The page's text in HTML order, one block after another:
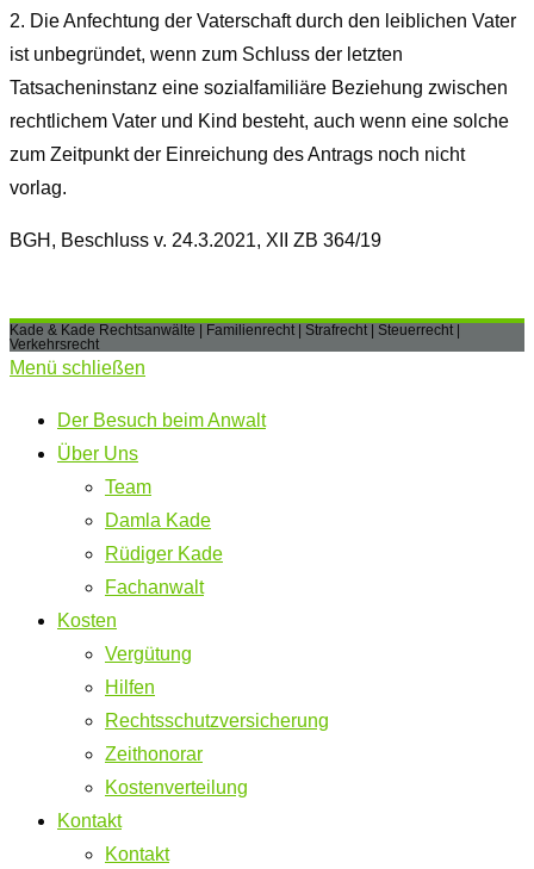
2. Die Anfechtung der Vaterschaft durch den leiblichen Vater
ist unbegründet, wenn zum Schluss der letzten
Tatsacheninstanz eine sozialfamiliäre Beziehung zwischen
rechtlichem Vater und Kind besteht, auch wenn eine solche
zum Zeitpunkt der Einreichung des Antrags noch nicht
vorlag.
BGH, Beschluss v. 24.3.2021, XII ZB 364/19
Kade & Kade Rechtsanwälte | Familienrecht | Strafrecht | Steuerrecht |
Verkehrsrecht
Menü schließen
Der Besuch beim Anwalt
Über Uns
Team
Damla Kade
Rüdiger Kade
Fachanwalt
Kosten
Vergütung
Hilfen
Rechtsschutzversicherung
Zeithonorar
Kostenverteilung
Kontakt
Kontakt